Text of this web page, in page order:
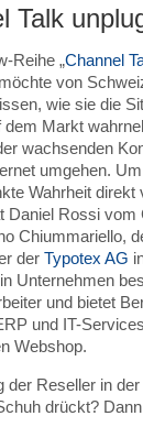
Talk
Reihe „Channel
von
wie sie die
dem Markt
wachsenden
umgehen.
Wahrheit direkt
Daniel Rossi vom
Chiummariello,
der Typotex AG
Unternehmen
und bietet
und IT-
Webshop.
der Reseller in
drückt?